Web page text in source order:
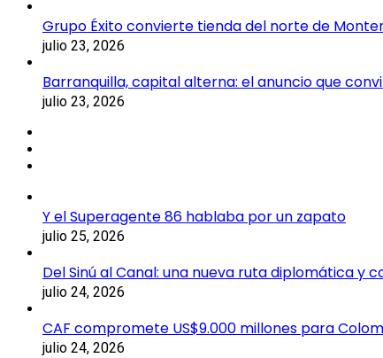
Grupo Éxito convierte tienda del norte de
julio 23, 2026
Barranquilla, capital alterna: el anuncio que
julio 23, 2026
Y el Superagente 86 hablaba por un zapato
julio 25, 2026
Del Sinú al Canal: una nueva ruta diplomática y
julio 24, 2026
CAF compromete US$9.000 millones para
julio 24, 2026